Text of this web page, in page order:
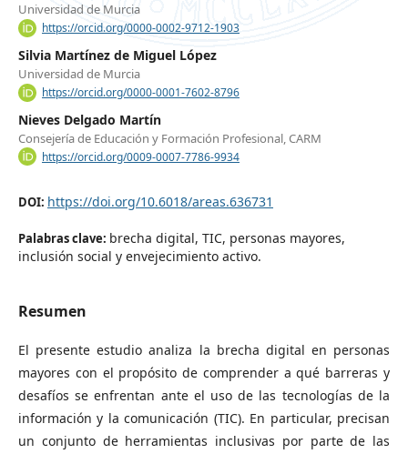
Universidad de Murcia
https://orcid.org/0000-0002-9712-1903
Silvia Martínez de Miguel López
Universidad de Murcia
https://orcid.org/0000-0001-7602-8796
Nieves Delgado Martín
Consejería de Educación y Formación Profesional, CARM
https://orcid.org/0009-0007-7786-9934
DOI: https://doi.org/10.6018/areas.636731
Palabras clave: brecha digital, TIC, personas mayores,
inclusión social y envejecimiento activo.
Resumen
El presente estudio analiza la brecha digital en personas
mayores con el propósito de comprender a qué barreras y
desafíos se enfrentan ante el uso de las tecnologías de la
información y la comunicación (TIC). En particular, precisan
un conjunto de herramientas inclusivas por parte de las